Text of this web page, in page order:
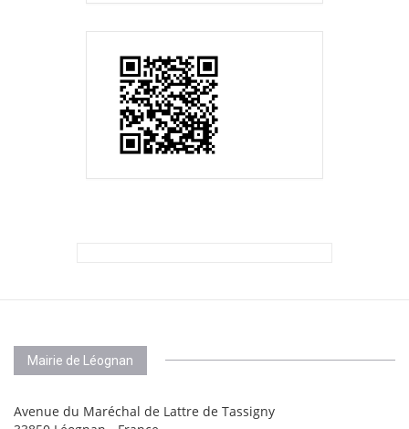
Mairie de Léognan
Avenue du Maréchal de Lattre de Tassigny